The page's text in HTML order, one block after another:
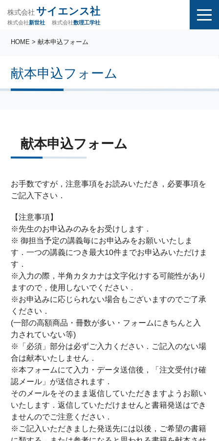
株式会社 サイエンス社
株式会社新世社 株式会社数理工学社
献本申込フォーム
HOME > 献本申込フォーム
献本申込フォーム
お手数ですが，注意事項をお読みいただき，必要事項を
ご記入下さい．
【注意事項】
※先生のお申込みのみをお受けします．
※ 御担当予定の講義毎にお申込みをお願いいたしま
す．一つの講義につき最大10件までお申込みいただけま
す．
※入力の際，半角カタカナは文字化けする可能性があり
ますので，使用しないでください．
※お申込みに応じられない場合もございますのでご了承
ください．
(一部の高額商品・冊数が多い・フォームにきちんと入
力されていない等)
※「必須」部分は必ずご入力ください．ご記入のない場
合は献本いたしません．
※本フォームにて入力・データ送信後，「注文受付け確
認メール」が送信されます．
そのメールをそのまま返信していただきますようお願い
いたします．返信していただけませんと書籍発送はでき
ませんのでご注意ください．
※ご記入いただきました発送先には以後，ご希望の書籍